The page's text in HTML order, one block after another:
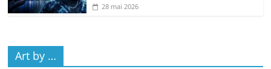
28 mai 2026
Art by …